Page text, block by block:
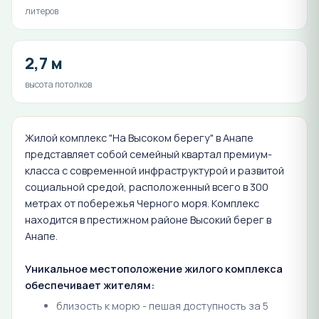
литеров
2,7 м
высота потолков
Жилой комплекс "На Высоком берегу" в Анапе
представляет собой семейный квартал премиум-
класса с современной инфраструктурой и развитой
социальной средой, расположенный всего в 300
метрах от побережья Черного моря. Комплекс
находится в престижном районе Высокий берег в
Анапе.
Уникальное местоположение жилого комплекса
обеспечивает жителям:
близость к морю - пешая доступность за 5